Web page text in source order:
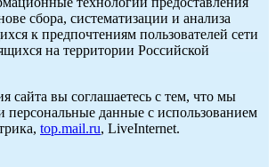
сбора, систематизации и анализа
к предпочтениям пользователей сети
на территории Российской
сайта вы соглашаетесь с тем, что мы
персональные данные с использованием
top.mail.ru, LiveInternet.